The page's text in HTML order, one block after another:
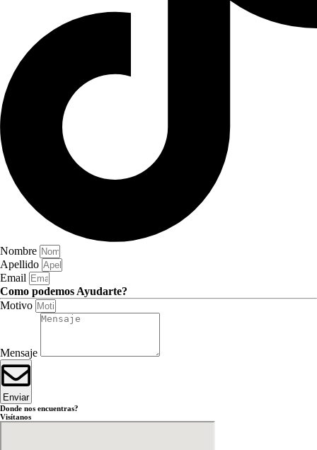
Nombre
Apellido
Email
Como podemos Ayudarte?
Motivo
Mensaje
Enviar
Donde nos encuentras?
Visítanos